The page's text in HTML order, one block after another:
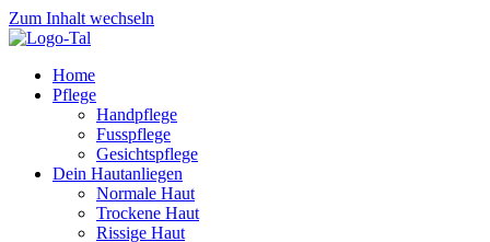
Zum Inhalt wechseln
Home
Pflege
Handpflege
Fusspflege
Gesichtspflege
Dein Hautanliegen
Normale Haut
Trockene Haut
Rissige Haut